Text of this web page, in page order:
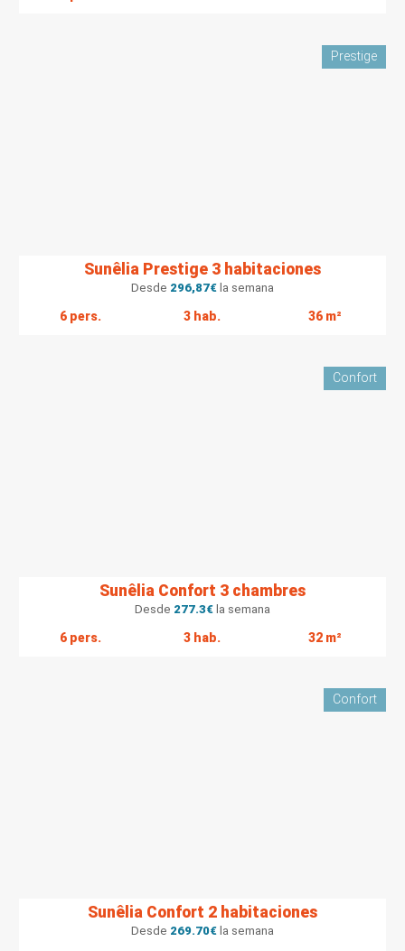
Prestige
Sunêlia Prestige 3 habitaciones
Desde 296,87€la semana
6 pers. 3 hab. 36 m²
Confort
Sunêlia Confort 3 chambres
Desde 277.3€la semana
6 pers. 3 hab. 32 m²
Confort
Sunêlia Confort 2 habitaciones
Desde 269.70€la semana